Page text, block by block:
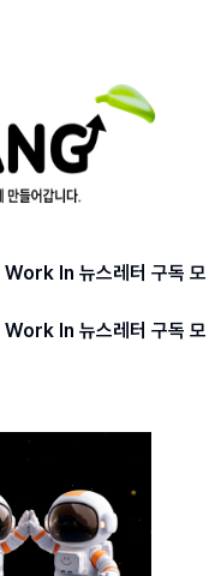
Work In 뉴스레터 구독 모
Work In 뉴스레터 구독 모